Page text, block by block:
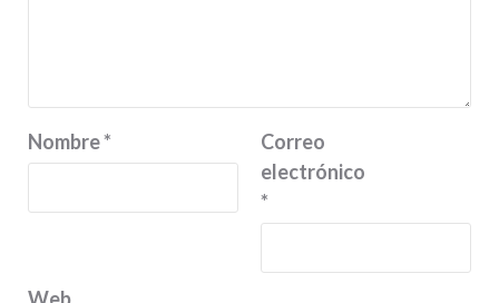
Nombre*
Correo
electrónico
*